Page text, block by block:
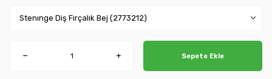
Sepete Ekle